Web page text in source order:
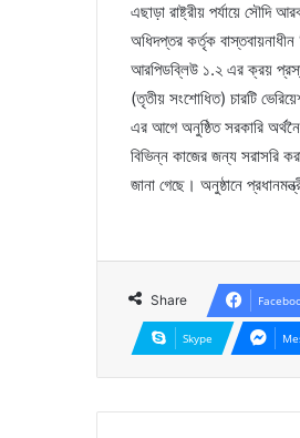
এছাড়া রাষ্ট্রীয় পর্যায়ে
অধিদপ্তর কর্তৃক বাস্তবায়নাধীন
আরপিডব্লিউ ১.২ এর ক্রয়
(তৃতীয় সংশোধিত) চারটি
এর আগে অনুষ্ঠিত সরকারি
বিভিন্ন কাজের জন্য সরাসরি
জানা গেছে। অনুষ্ঠানে
Share
Skype